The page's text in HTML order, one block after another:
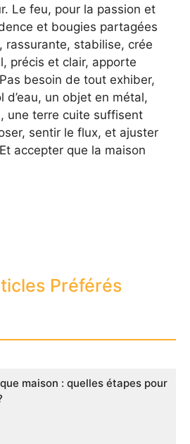
Le feu, pour la passion et
et bougies partagées
rassurante, stabilise, crée
précis et clair, apporte
besoin de tout exhiber,
d’eau, un objet en métal,
une terre cuite suffisent
sentir le flux, et ajuster
accepter que la maison
Préférés
maison : quelles étapes pour